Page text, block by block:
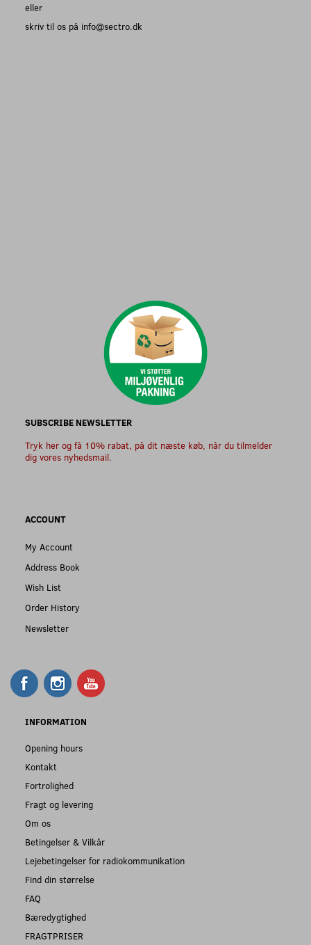
eller
skriv til os på info@sectro.dk
SUBSCRIBE NEWSLETTER
Tryk her og få 10% rabat, på dit næste køb, når du tilmelder
dig vores nyhedsmail.
ACCOUNT
My Account
Address Book
Wish List
Order History
Newsletter
INFORMATION
Opening hours
Kontakt
Fortrolighed
Fragt og levering
Om os
Betingelser & Vilkår
Lejebetingelser for radiokommunikation
Find din størrelse
FAQ
Bæredygtighed
FRAGTPRISER